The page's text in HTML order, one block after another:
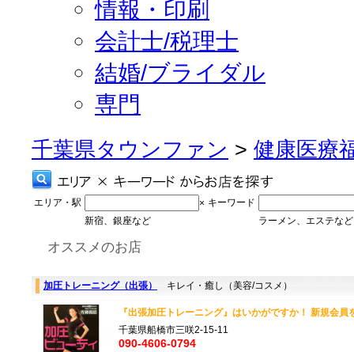
情報・印刷
会計士/税理士
結婚/ブライダル
専門
千葉県タウンファン > 健康医療
エリア・駅 × キーワード
新宿、銀座など
ラーメン、エステなど
オススメのお店
加圧トレーニング（出張） キレイ・癒し（美容/コスメ）
『出張加圧トレーニング』はいかがですか！ 新規会
千葉県船橋市三咲2-15-11
090-4606-0794